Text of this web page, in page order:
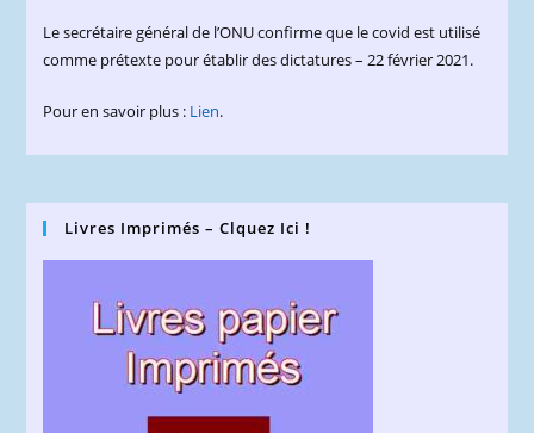
Le secrétaire général de l’ONU confirme que le covid est utilisé
comme prétexte pour établir des dictatures – 22 février 2021.
Pour en savoir plus : Lien.
Livres Imprimés – Clquez Ici !